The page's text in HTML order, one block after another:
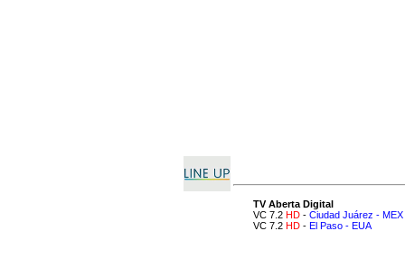
TV Aberta Digital
VC 7.2HD - Ciudad Juárez - MEX
VC 7.2HD - El Paso - EUA